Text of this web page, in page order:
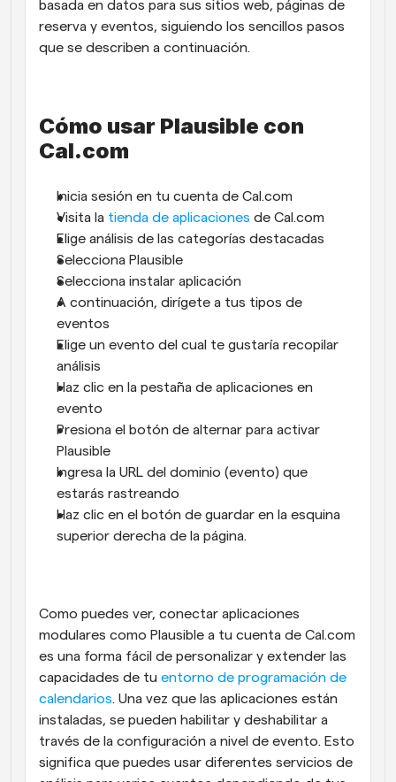
basada en datos para sus sitios web, páginas de
reserva y eventos, siguiendo los sencillos pasos
que se describen a continuación.
Cómo usar Plausible con
Cal.com
Inicia sesión en tu cuenta de Cal.com
Visita la tienda de aplicaciones de Cal.com
Elige análisis de las categorías destacadas
Selecciona Plausible
Selecciona instalar aplicación
A continuación, dirígete a tus tipos de
eventos
Elige un evento del cual te gustaría recopilar
análisis
Haz clic en la pestaña de aplicaciones en
evento
Presiona el botón de alternar para activar
Plausible
Ingresa la URL del dominio (evento) que
estarás rastreando
Haz clic en el botón de guardar en la esquina
superior derecha de la página.
Como puedes ver, conectar aplicaciones
modulares como Plausible a tu cuenta de Cal.com
es una forma fácil de personalizar y extender las
capacidades de tu entorno de programación de
calendarios. Una vez que las aplicaciones están
instaladas, se pueden habilitar y deshabilitar a
través de la configuración a nivel de evento. Esto
significa que puedes usar diferentes servicios de